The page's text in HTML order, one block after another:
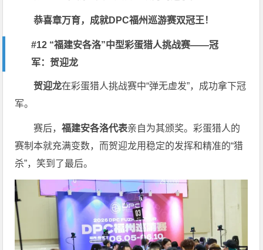
恭喜章万育，成就DPC福州巡游赛双冠王！
#12 “福建安各洛”中型彩蛋猎人挑战赛——冠
军：贺迎龙
贺迎龙在彩蛋猎人挑战赛中“弹无虚发”，成功拿下冠
军。
赛后，福建安各洛代表亲自为其颁奖。彩蛋猎人的
赛制本就充满变数，而贺迎龙用稳定的发挥和精准的“猎
杀”，笑到了最后。